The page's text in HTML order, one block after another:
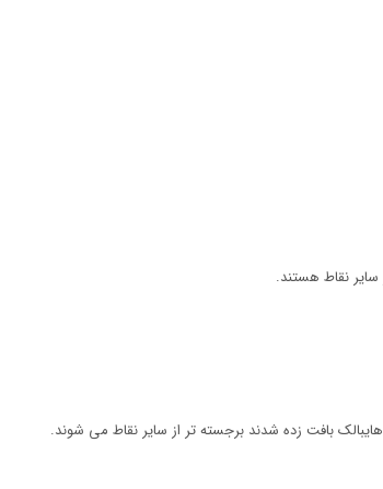
نقاط هستند.
بافت زده شدند برجسته تر از سایر نقاط می شوند.